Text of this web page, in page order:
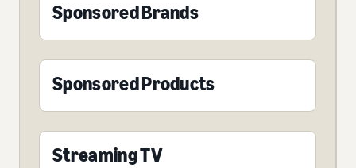
Sponsored Brands
Sponsored Products
Streaming TV